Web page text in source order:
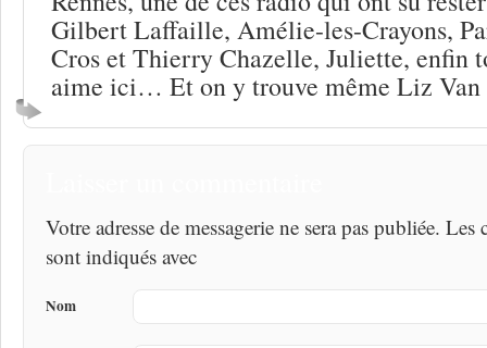
Gilbert Laffaille, Amélie-les-Crayons,
Cros et Thierry Chazelle, Juliette, enfin
aime ici… Et on y trouve même Liz Van
Votre adresse de messagerie ne sera pas publiée.
sont indiqués avec
Nom